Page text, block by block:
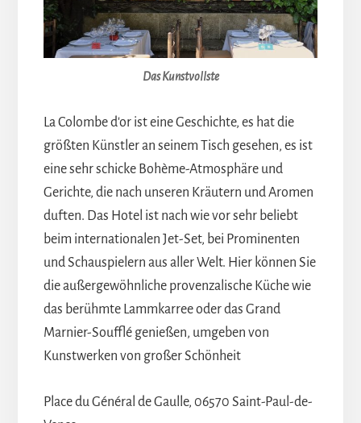
Das Kunstvollste
La Colombe d'or ist eine Geschichte, es hat die
größten Künstler an seinem Tisch gesehen, es ist
eine sehr schicke Bohème-Atmosphäre und
Gerichte, die nach unseren Kräutern und Aromen
duften. Das Hotel ist nach wie vor sehr beliebt
beim internationalen Jet-Set, bei Prominenten
und Schauspielern aus aller Welt. Hier können Sie
die außergewöhnliche provenzalische Küche wie
das berühmte Lammkarree oder das Grand
Marnier-Soufflé genießen, umgeben von
Kunstwerken von großer Schönheit
Place du Général de Gaulle, 06570 Saint-Paul-de-